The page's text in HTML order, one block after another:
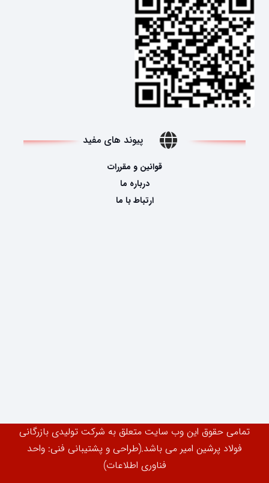
پیوند های مفید
قوانین و مقررات
درباره ما
ارتباط با ما
تمامی حقوق این وب سایت متعلق به شرکت تولیدی بازرگانی
فولاد پرشین امیر می باشد.(طراحی و پشتیبانی فنی: واحد
فناوری اطلاعات)